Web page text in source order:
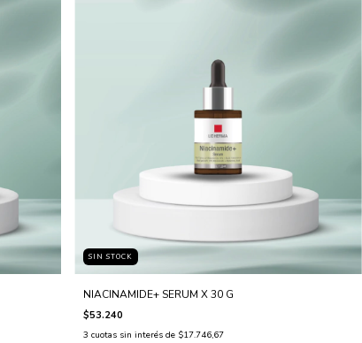
SIN STOCK
NIACINAMIDE+ SERUM X 30 G
$53.240
3 cuotas sin interés de $17.746,67